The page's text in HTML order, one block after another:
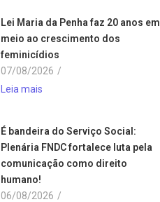
Lei Maria da Penha faz 20 anos em
meio ao crescimento dos
feminicídios
07/08/2026 /
Leia mais
É bandeira do Serviço Social:
Plenária FNDC fortalece luta pela
comunicação como direito
humano!
06/08/2026 /